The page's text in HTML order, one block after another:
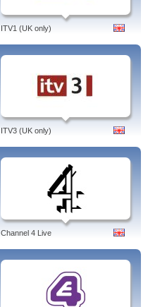
ITV1 (UK only)
ITV3 (UK only)
Channel 4 Live